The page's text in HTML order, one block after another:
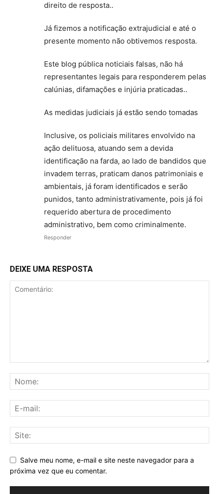
direito de resposta..
Já fizemos a notificação extrajudicial e até o
presente momento não obtivemos resposta.
Este blog pública noticiais falsas, não há
representantes legais para responderem pelas
calúnias, difamações e injúria praticadas..
As medidas judiciais já estão sendo tomadas
Inclusive, os policiais militares envolvido na
ação delituosa, atuando sem a devida
identificação na farda, ao lado de bandidos que
invadem terras, praticam danos patrimoniais e
ambientais, já foram identificados e serão
punidos, tanto administrativamente, pois já foi
requerido abertura de procedimento
administrativo, bem como criminalmente.
Responder
DEIXE UMA RESPOSTA
Salve meu nome, e-mail e site neste navegador para a
próxima vez que eu comentar.